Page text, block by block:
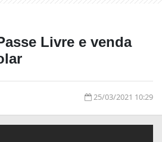
Livre e venda
25/03/2021 10:29